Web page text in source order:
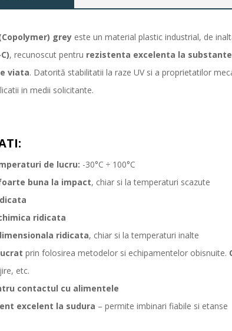
grey este un material plastic industrial, de
, recunoscut pentru rezistenta excelenta la
viata. Datorită stabilitatii la raze UV si a proprietatilor
in medii solicitante.
de lucru: -30°C ÷ 100°C
buna la impact, chiar si la temperaturi scazute
ridicata
ridicata, chiar si la temperaturi inalte
prin folosirea metodelor si echipamentelor obisnuite.
etc.
contactul cu alimentele
excelent la sudura – permite imbinari fiabile si etanse